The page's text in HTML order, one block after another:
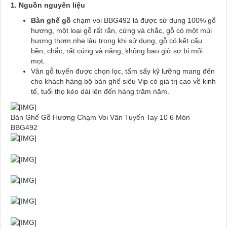
1. Nguồn nguyên liệu
Bàn ghế gỗ chạm voi BBG492 là được sử dụng 100% gỗ
hương, một loại gỗ rất rắn, cứng và chắc, gỗ có một mùi
hương thơm nhẹ lâu trong khi sử dụng, gỗ có kết cấu
bền, chắc, rất cứng và nặng, không bao giờ sợ bị mối
mọt.
Vân gỗ tuyển được chọn lọc, tẩm sấy kỹ lưỡng mang đến
cho khách hàng bộ bàn ghế siêu Vip có giá trị cao về kinh
tế, tuổi thọ kéo dài lên đến hàng trăm năm.
Bàn Ghế Gỗ Hương Chạm Voi Vân Tuyển Tay 10 6 Món
BBG492